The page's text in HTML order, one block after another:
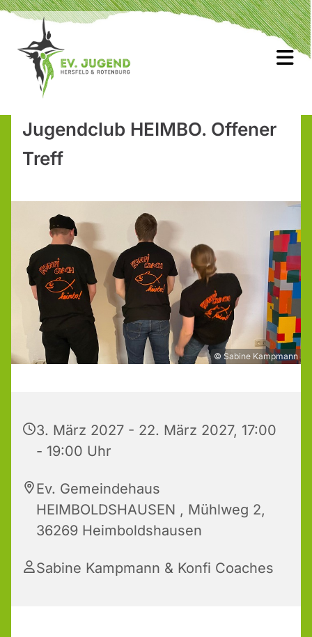
Jugendclub HEIMBO. Offener
Treff
© Sabine Kampmann
3. März 2027 - 22. März 2027, 17:00
- 19:00 Uhr
Ev. Gemeindehaus
HEIMBOLDSHAUSEN , Mühlweg 2,
36269 Heimboldshausen
Sabine Kampmann & Konfi Coaches